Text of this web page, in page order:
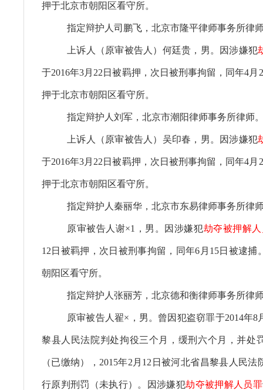
押于北京市朝阳区看守所。
指定辩护人司鹏飞，北京市隆平律师事务所律
上诉人（原审被告人）何廷贵，男。因涉嫌犯
于2016年3月22日被羁押，次日被刑事拘留，同年4月
押于北京市朝阳区看守所。
指定辩护人刘军，北京市潮阳律师事务所律师
上诉人（原审被告人）吴印春，男。因涉嫌犯
于2016年3月22日被羁押，次日被刑事拘留，同年4月
押于北京市朝阳区看守所。
指定辩护人秦丽华，北京市东易律师事务所律
原审被告人谢×1，男。因涉嫌犯劫夺被押解
12日被羁押，次日被刑事拘留，同年6月15日被逮捕
朝阳区看守所。
指定辩护人张丽芳，北京德和衡律师事务所律
原审被告人翟×，男。曾因犯盗窃罪于2014年8
黎县人民法院判处拘役三个月，缓刑六个月，并处
（已缴纳），2015年2月12日被河北省昌黎县人民法
行原判刑罚（未执行）。因涉嫌犯劫夺被押解人员罪